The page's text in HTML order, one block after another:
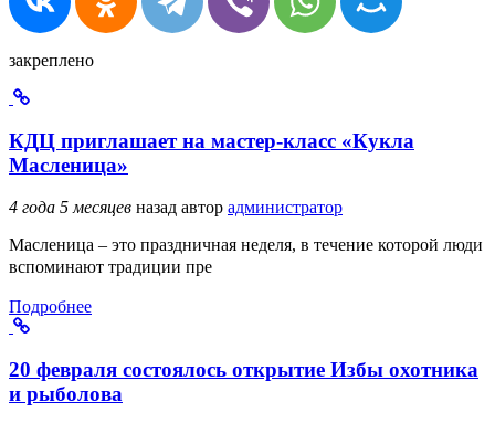
закреплено
КДЦ приглашает на мастер-класс «Кукла
Масленица»
4 года 5 месяцев назад автор администратор
Масленица – это праздничная неделя, в течение которой люди
вспоминают традиции пре
Подробнее
20 февраля состоялось открытие Избы охотника
и рыболова